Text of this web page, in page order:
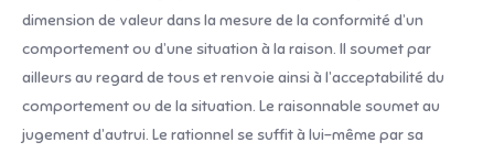
dimension de valeur dans la mesure de la conformité d’un
comportement ou d’une situation à la raison. Il soumet par
ailleurs au regard de tous et renvoie ainsi à l’acceptabilité du
comportement ou de la situation. Le raisonnable soumet au
jugement d’autrui. Le rationnel se suffit à lui-même par sa